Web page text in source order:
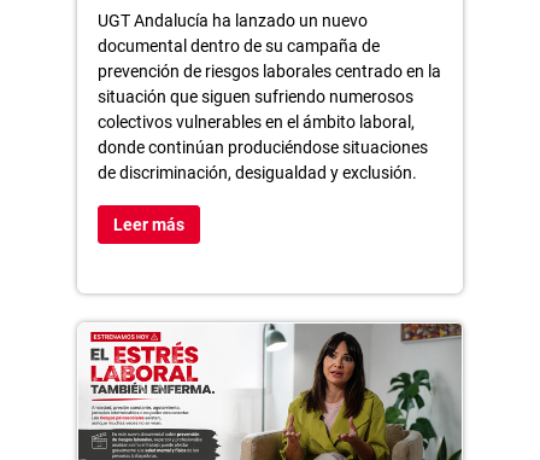
UGT Andalucía ha lanzado un nuevo
documental dentro de su campaña de
prevención de riesgos laborales centrado en la
situación que siguen sufriendo numerosos
colectivos vulnerables en el ámbito laboral,
donde continúan produciéndose situaciones
de discriminación, desigualdad y exclusión.
Leer más